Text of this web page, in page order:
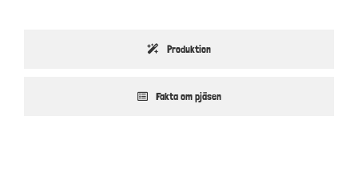
Produktion
Fakta om pjäsen